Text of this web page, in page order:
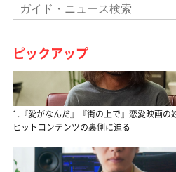
ピックアップ
1.『愛がなんだ』『街の上で』恋愛映画の
ヒットコンテンツの裏側に迫る